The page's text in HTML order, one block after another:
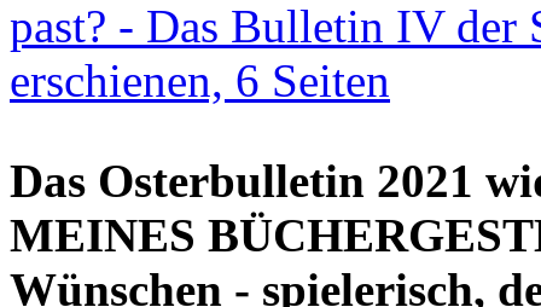
past? - Das Bulletin IV der
erschienen, 6 Seiten
Das Osterbulletin 2021
MEINES
Wünschen - spielerisch,